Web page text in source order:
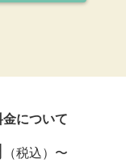
について
（税込）〜